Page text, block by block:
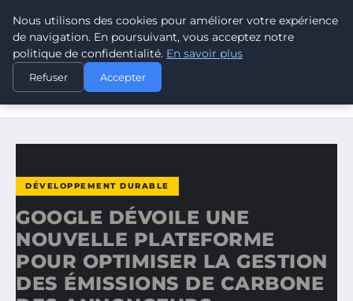
CLIMATE GUARDIAN
ACCUEIL
DÉVELOPPEMENT DURABLE
GOOGLE DÉVOILE UNE NOUVELLE PLATEFORME POUR
DÉVELOPPEMENT DURABLE
GOOGLE DÉVOILE UNE
NOUVELLE PLATEFORME
POUR OPTIMISER LA GESTION
DES ÉMISSIONS DE CARBONE
Nous utilisons des cookies pour améliorer votre expérience
de navigation. En poursuivant, vous acceptez notre
politique de confidentialité. En savoir plus
Refuser Accepter